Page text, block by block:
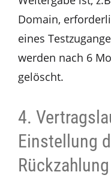
Domain,
eines
werden nach 6
gelöscht.
4.
Einstellung